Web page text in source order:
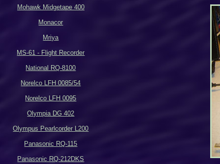
Mohawk Midgetape 400
Monacor
Mriya
MS-61 - Flight Recorder
National RQ-8100
Norelco LFH 0085/54
Norelco LFH 0095
Olympia DG 402
Olympus Pearlcorder L200
Panasonic RQ-115
Panasonic RQ-212DKS